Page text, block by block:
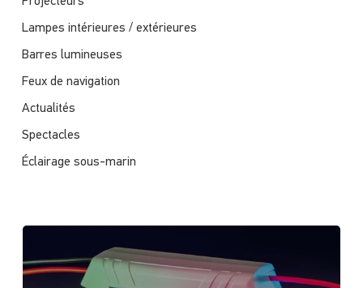
Lampes intérieures / extérieures
Barres lumineuses
Feux de navigation
Actualités
Spectacles
Éclairage sous-marin